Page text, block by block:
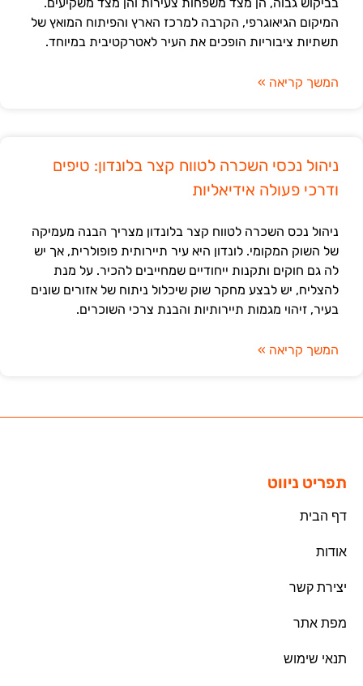
המיקום הגיאוגרפי, הקרבה למרכז הארץ והפיתוח המואץ של
תשתיות ציבוריות הופכים את העיר לאטרקטיבית במיוחד.
המשך קריאה »
ניהול נכסי השכרה לטווח קצר בלונדון: טיפים
ודרכי פעולה אידיאליות
ניהול נכס השכרה לטווח קצר בלונדון מצריך הבנה מעמיקה
של השוק המקומי. לונדון היא עיר תיירותית פופולרית, אך יש
לה גם חוקים ותקנות ייחודיים שמחייבים להכיר. על מנת
להצליח, יש לבצע מחקר שוק שיכלול ניתוח של אזורים שונים
בעיר, זיהוי מגמות תיירותיות והבנת צרכי השוכרים.
המשך קריאה »
תפריט ניווט
דף הבית
אודות
יצירת קשר
מפת אתר
תנאי שימוש